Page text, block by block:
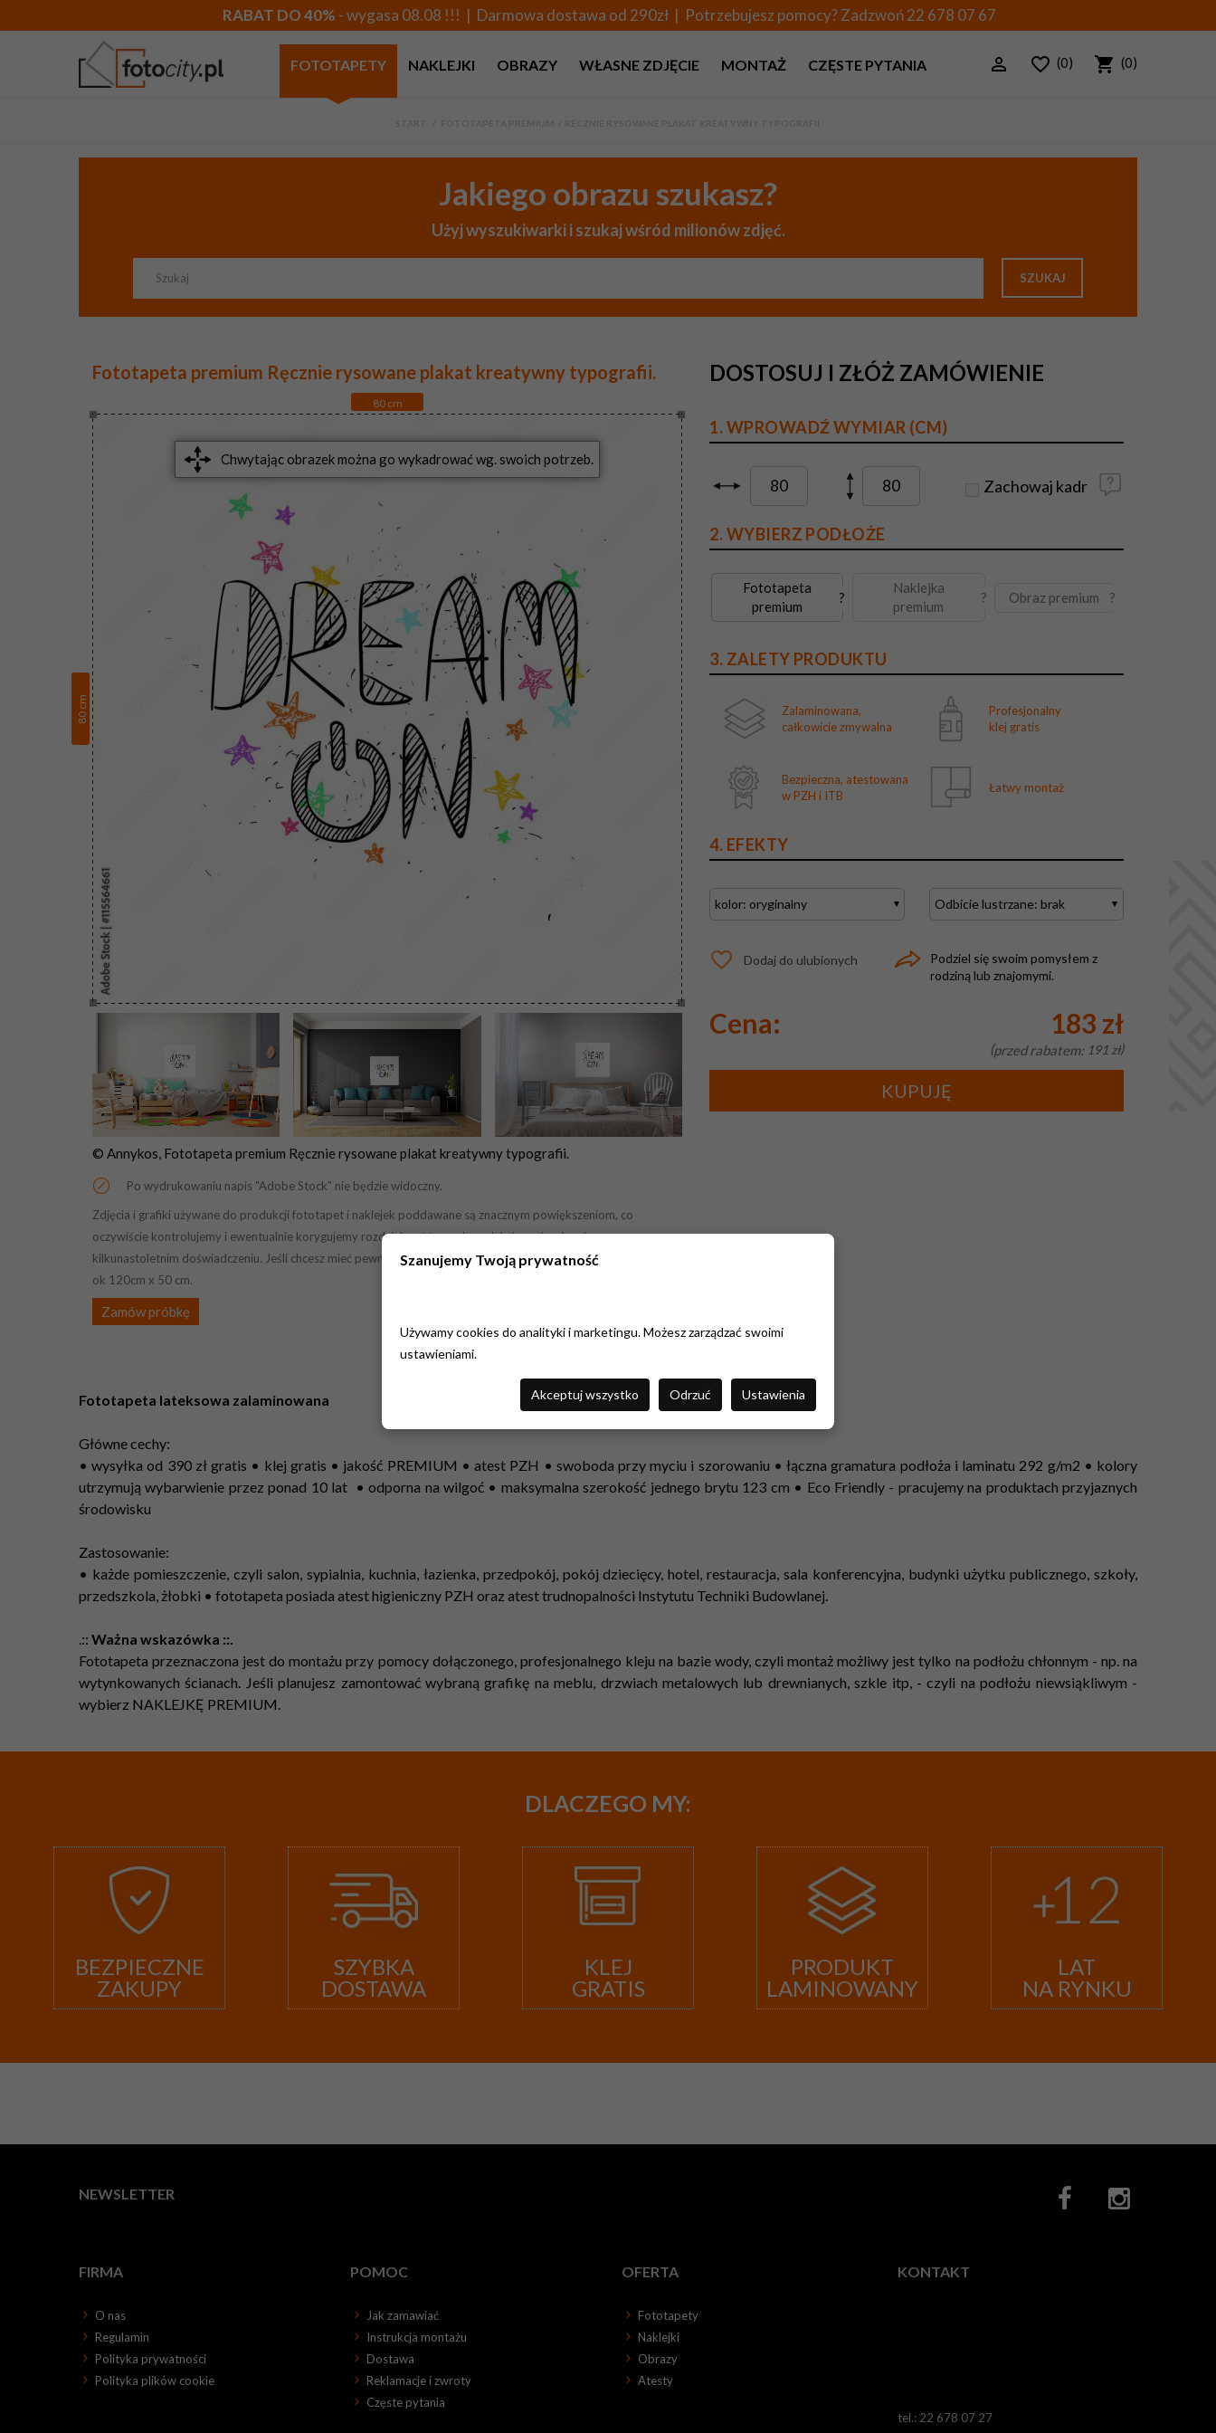
RABAT DO 40% - wygasa 08.08 !!! | Darmowa dostawa od 290zł | Potrzebujesz pomocy? Zadzwoń22 678 07 67
FOTOTAPETY NAKLEJKI OBRAZY WŁASNE ZDJĘCIE MONTAŻ CZĘSTE PYTANIA (0) (0)
Jakiego obrazu szukasz?
Użyj wyszukiwarki i szukaj wśród milionów zdjęć.
SZUKAJ
Fototapeta premium Ręcznie rysowane plakat kreatywny typografii.
80cm
80
cm
© Annykos, Fototapeta premium Ręcznie rysowane plakat kreatywny typografii.
Po wydrukowaniu napis "Adobe Stock" nie będzie widoczny.
Zdjęcia i grafiki używane do produkcji fototapet i naklejek poddawane są znacznym powiększeniom, co
oczywiście kontrolujemy i ewentualnie korygujemy rozdzielczość przed produkcją, opierając się na naszym
kilkunastoletnim doświadczeniu. Jeśli chcesz mieć pewność co do jakości, zamów próbkę w skali 1:1, wielkości
ok 120cm x 50 cm.
Zamów próbkę
DOSTOSUJ I ZŁÓŻ ZAMÓWIENIE
1. WPROWADŹ WYMIAR (CM)
Zachowaj kadr
2. WYBIERZ PODŁOŻE
Fototapeta
premium
?
Naklejka
premium
? Obraz premium ?
3. ZALETY PRODUKTU
Zalaminowana,
całkowicie zmywalna
Profesjonalny
klej gratis
Bezpieczna, atestowana
w PZH i ITB
Łatwy montaż
4. EFEKTY
Dodaj do ulubionych
Podziel się swoim pomysłem z
rodziną lub znajomymi.
Cena: 183 zł
przed rabatem: 191 zł
KUPUJĘ
Fototapeta lateksowa zalaminowana
Główne cechy:
• wysyłka od 390 zł gratis • klej gratis • jakość PREMIUM • atest PZH • swoboda przy myciu i szorowaniu • łączna gramatura podłoża i laminatu 292 g/m2 • kolory
utrzymują wybarwienie przez ponad 10 lat • odporna na wilgoć • maksymalna szerokość jednego brytu 123 cm • Eco Friendly - pracujemy na produktach przyjaznych
środowisku
Zastosowanie:
• każde pomieszczenie, czyli salon, sypialnia, kuchnia, łazienka, przedpokój, pokój dziecięcy, hotel, restauracja, sala konferencyjna, budynki użytku publicznego, szkoły,
przedszkola, żłobki • fototapeta posiada atest higieniczny PZH oraz atest trudnopalności Instytutu Techniki Budowlanej.
.:: Ważna wskazówka ::.
Fototapeta przeznaczona jest do montażu przy pomocy dołączonego, profesjonalnego kleju na bazie wody, czyli montaż możliwy jest tylko na podłożu chłonnym - np. na
wytynkowanych ścianach. Jeśli planujesz zamontować wybraną grafikę na meblu, drzwiach metalowych lub drewnianych, szkle itp, - czyli na podłożu niewsiąkliwym -
wybierz NAKLEJKĘ PREMIUM.
DLACZEGO MY:
BEZPIECZNE
ZAKUPY
SZYBKA
DOSTAWA
KLEJ
GRATIS
PRODUKT
LAMINOWANY
LAT
NA RYNKU
NEWSLETTER
FIRMA
O nas
Regulamin
Polityka prywatności
Polityka plików cookie
POMOC
Jak zamawiać
Instrukcja montażu
Dostawa
Reklamacje i zwroty
Częste pytania
OFERTA
Fototapety
Naklejki
Obrazy
Atesty
KONTAKT
tel.: 22 678 07 27
Szanujemy Twoją prywatność
Używamy cookies do analityki i marketingu. Możesz zarządzać swoimi
ustawieniami.
Akceptuj wszystko Odrzuć Ustawienia